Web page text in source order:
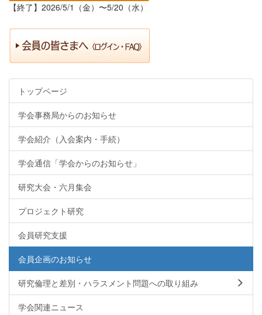
【終了】2026/5/1（金）〜5/20（水）
トップページ
学会事務局からのお知らせ
学会紹介（入会案内・手続）
学会通信「学会からのお知らせ」
研究大会・六月集会
プロジェクト研究
会員研究支援
会員企画のお知らせ
研究倫理と差別・ハラスメント問題への取り組み
学会関連ニュース